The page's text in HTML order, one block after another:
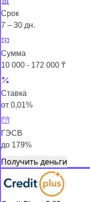
Срок
7 – 30 дн.
Сумма
10 000 - 172 000 ₸
Ставка
от 0,01%
ГЭСВ
до 179%
Получить деньги